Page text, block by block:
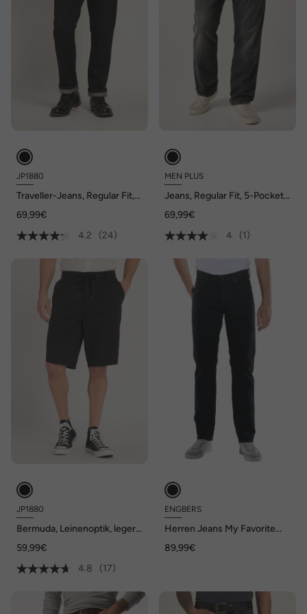
JP1880
Traveller-Jeans, Regular Fit,
Gr. 36/72
69,99€
4.2
(24)
MEN PLUS
Jeans, Regular Fit, 5-Pocket,
69,99€
4
(1)
JP1880
Bermuda, Leinenoptik, legere
59,99€
4.8
(17)
ENGBERS
Herren Jeans My Favorite
89,99€